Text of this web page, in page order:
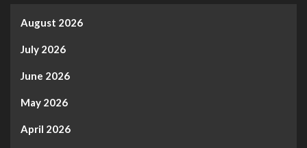
August 2026
July 2026
June 2026
May 2026
April 2026